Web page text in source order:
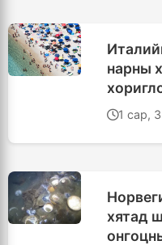
нарны
1 сар,
хятад